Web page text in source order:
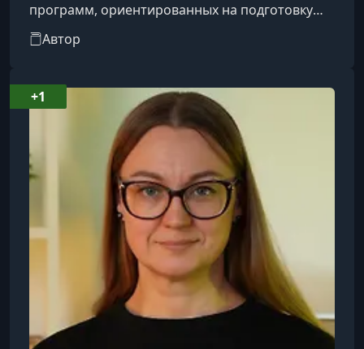
программ, ориентированных на подготовку
финансовых директоров и специалистов в
области управленческого учёта.
Автор
+1